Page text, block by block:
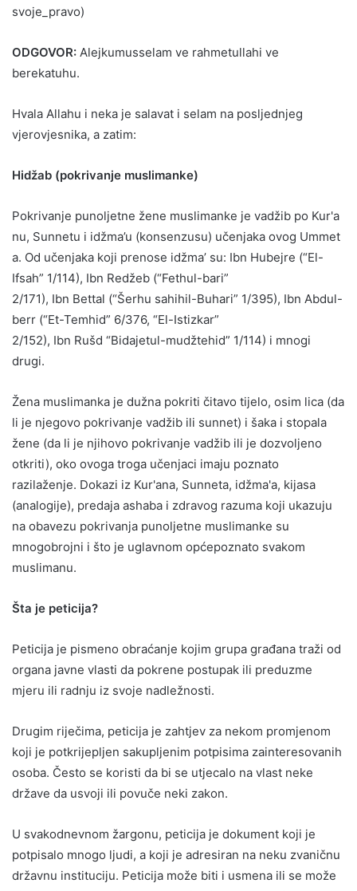
svoje_pravo)
ODGOVOR: Alejkumusselam ve rahmetullahi ve
berekatuhu.
Hvala Allahu i neka je salavat i selam na posljednjeg
vjerovjesnika, a zatim:
Hidžab (pokrivanje muslimanke)
Pokrivanje punoljetne žene muslimanke je vadžib po Kur'a
nu, Sunnetu i idžma’u (konsenzusu) učenjaka ovog Ummet
a. Od učenjaka koji prenose idžma’ su: Ibn Hubejre (“El-
Ifsah” 1/114), Ibn Redžeb (“Fethul-bari”
2/171), Ibn Bettal (“Šerhu sahihil-Buhari” 1/395), Ibn Abdul-
berr (“Et-Temhid” 6/376, “El-Istizkar”
2/152), Ibn Rušd “Bidajetul-mudžtehid” 1/114) i mnogi
drugi.
Žena muslimanka je dužna pokriti čitavo tijelo, osim lica (da
li je njegovo pokrivanje vadžib ili sunnet) i šaka i stopala
žene (da li je njihovo pokrivanje vadžib ili je dozvoljeno
otkriti), oko ovoga troga učenjaci imaju poznato
razilaženje. Dokazi iz Kur'ana, Sunneta, idžma'a, kijasa
(analogije), predaja ashaba i zdravog razuma koji ukazuju
na obavezu pokrivanja punoljetne muslimanke su
mnogobrojni i što je uglavnom općepoznato svakom
muslimanu.
Šta je peticija?
Peticija je pismeno obraćanje kojim grupa građana traži od
organa javne vlasti da pokrene postupak ili preduzme
mjeru ili radnju iz svoje nadležnosti.
Drugim riječima, peticija je zahtjev za nekom promjenom
koji je potkrijepljen sakupljenim potpisima zainteresovanih
osoba. Često se koristi da bi se utjecalo na vlast neke
države da usvoji ili povuče neki zakon.
U svakodnevnom žargonu, peticija je dokument koji je
potpisalo mnogo ljudi, a koji je adresiran na neku zvaničnu
državnu instituciju. Peticija može biti i usmena ili se može